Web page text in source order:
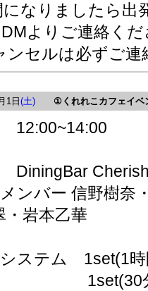
なりましたら出
よりご連絡く
セルは必ずご連
1日 (土) ①くれれこカフェイベ
12:00~14:00
DiningBar
ンバー 信野樹奈
・岩本乙華
ステム 1set(1時
分